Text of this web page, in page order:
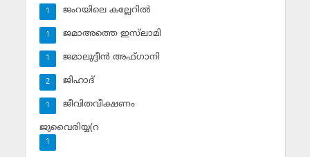
ജംറയിലെ കല്ലേറില്‍
1
ജമാഅത്തെ ഇസ്‌ലാമി
1
ജമാലുദ്ദീന്‍ അഫ്ഗാനി
1
ജിഹാദ്‌
2
ജീവിതവീക്ഷണം
1
ജുവൈരിയ്യ(റ
1